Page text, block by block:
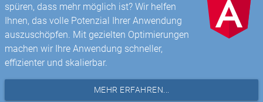
spüren, dass mehr möglich ist? Wir helfen
Ihnen, das volle Potenzial Ihrer Anwendung
auszuschöpfen. Mit gezielten Optimierungen
machen wir Ihre Anwendung schneller,
effizienter und skalierbar.
MEHR ERFAHREN...